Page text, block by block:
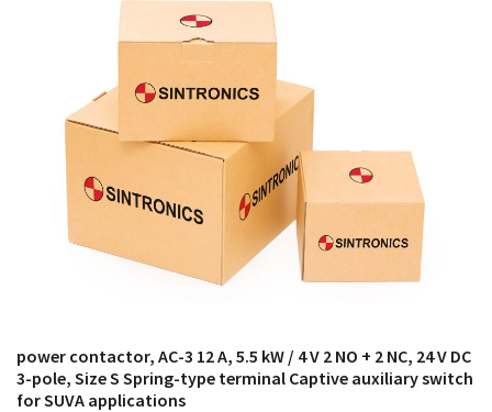
módulos antiguos a un alto nivel técnico o sustitución
de módulos descontinuados por módulos del propio
power contactor, AC-3 12 A, 5.5 kW / 4 V 2 NO + 2 NC, 24 V DC
3-pole, Size S Spring-type terminal Captive auxiliary switch
for SUVA applications